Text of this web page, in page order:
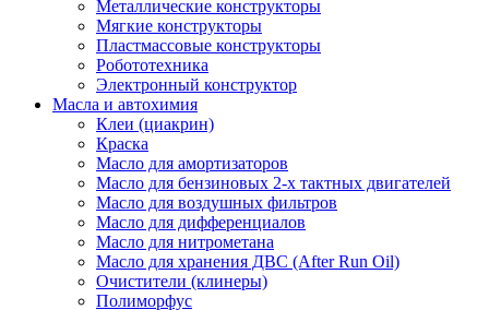
Металлические конструкторы
Мягкие конструкторы
Пластмассовые конструкторы
Робототехника
Электронный конструктор
Масла и автохимия
Клеи (циакрин)
Краска
Масло для амортизаторов
Масло для бензиновых 2-х тактных двигателей
Масло для воздушных фильтров
Масло для дифференциалов
Масло для нитрометана
Масло для хранения ДВС (After Run Oil)
Очистители (клинеры)
Полиморфус